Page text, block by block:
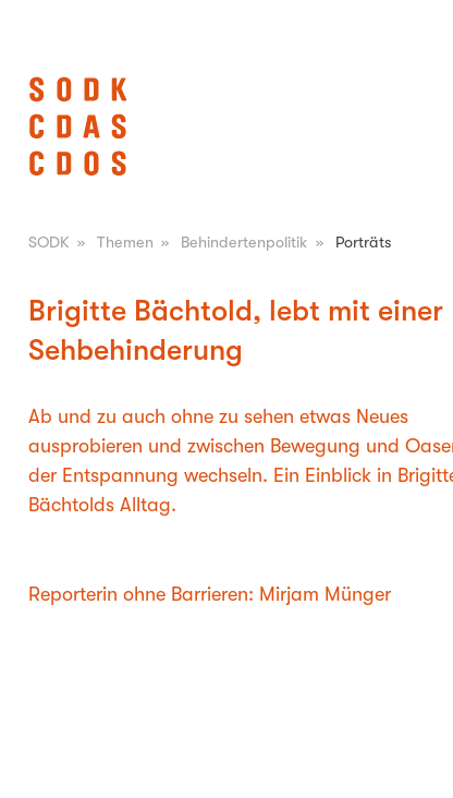
SODK » Themen » Behindertenpolitik » Porträts
Brigitte Bächtold, lebt mit einer
Sehbehinderung
Ab und zu auch ohne zu sehen etwas Neues
ausprobieren und zwischen Bewegung und
der Entspannung wechseln. Ein Einblick in
Bächtolds Alltag.
Reporterin ohne Barrieren: Mirjam Münger